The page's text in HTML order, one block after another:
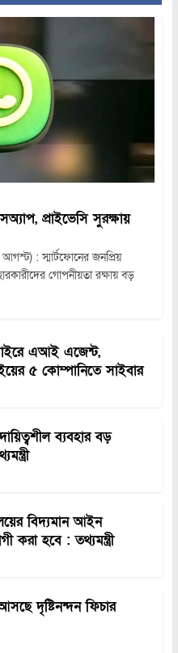
প্রাইভেসি সুরক্ষায়
: স্মার্টফোনের জনপ্রিয়
গোপনীয়তা রক্ষায় বড়
বাইরে এআই এজেন্ট,
৫ কোম্পানিতে সাইবার
ব্যবহার বড়
বিদ্যমান আইন
করা হবে : তথ্যমন্ত্রী
দৃষ্টিনন্দন ফিচার